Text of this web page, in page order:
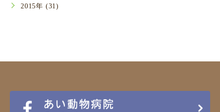
2015年 (31)